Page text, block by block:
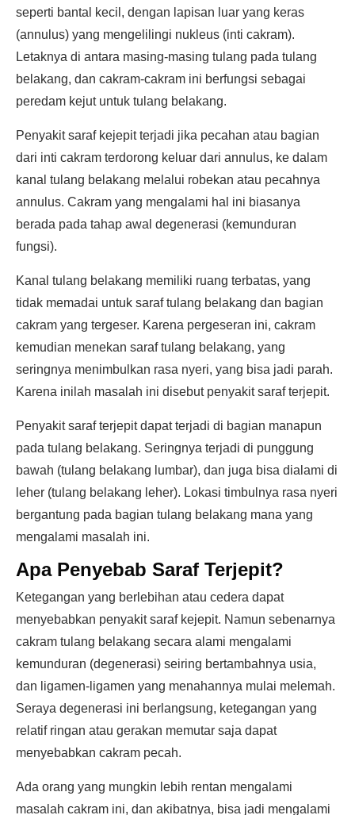
seperti bantal kecil, dengan lapisan luar yang keras
(annulus) yang mengelilingi nukleus (inti cakram).
Letaknya di antara masing-masing tulang pada tulang
belakang, dan cakram-cakram ini berfungsi sebagai
peredam kejut untuk tulang belakang.
Penyakit saraf kejepit terjadi jika pecahan atau bagian
dari inti cakram terdorong keluar dari annulus, ke dalam
kanal tulang belakang melalui robekan atau pecahnya
annulus. Cakram yang mengalami hal ini biasanya
berada pada tahap awal degenerasi (kemunduran
fungsi).
Kanal tulang belakang memiliki ruang terbatas, yang
tidak memadai untuk saraf tulang belakang dan bagian
cakram yang tergeser. Karena pergeseran ini, cakram
kemudian menekan saraf tulang belakang, yang
seringnya menimbulkan rasa nyeri, yang bisa jadi parah.
Karena inilah masalah ini disebut penyakit saraf terjepit.
Penyakit saraf terjepit dapat terjadi di bagian manapun
pada tulang belakang. Seringnya terjadi di punggung
bawah (tulang belakang lumbar), dan juga bisa dialami di
leher (tulang belakang leher). Lokasi timbulnya rasa nyeri
bergantung pada bagian tulang belakang mana yang
mengalami masalah ini.
Apa Penyebab Saraf Terjepit?
Ketegangan yang berlebihan atau cedera dapat
menyebabkan penyakit saraf kejepit. Namun sebenarnya
cakram tulang belakang secara alami mengalami
kemunduran (degenerasi) seiring bertambahnya usia,
dan ligamen-ligamen yang menahannya mulai melemah.
Seraya degenerasi ini berlangsung, ketegangan yang
relatif ringan atau gerakan memutar saja dapat
menyebabkan cakram pecah.
Ada orang yang mungkin lebih rentan mengalami
masalah cakram ini, dan akibatnya, bisa jadi mengalami